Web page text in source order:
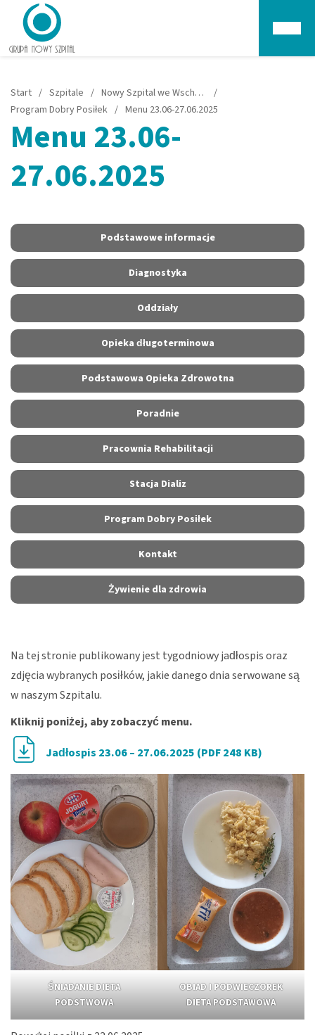
Start / Szpitale / Nowy Szpital we Wschowie
/
Program Dobry Posiłek / Menu 23.06-27.06.2025
Menu 23.06-
27.06.2025
Podstawowe informacje
Diagnostyka
Oddziały
Opieka długoterminowa
Podstawowa Opieka Zdrowotna
Poradnie
Pracownia Rehabilitacji
Stacja Dializ
Program Dobry Posiłek
Kontakt
Żywienie dla zdrowia
Na tej stronie publikowany jest tygodniowy jadłospis oraz
zdjęcia wybranych posiłków, jakie danego dnia serwowane są
w naszym Szpitalu.
Kliknij poniżej, aby zobaczyć menu.
Jadłospis 23.06 – 27.06.2025 (PDF 248 KB)
ŚNIADANIE DIETA
PODSTWOWA
OBIAD I PODWIECZOREK
DIETA PODSTAWOWA